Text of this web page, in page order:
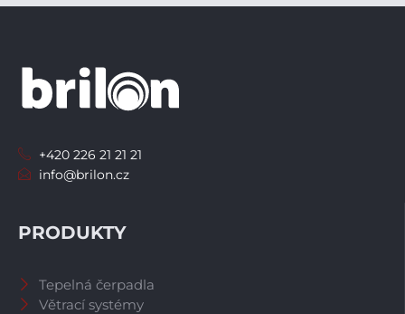
PRODUKTY
Tepelná čerpadla
Větrací systémy
+420 226 21 21 21
info@brilon.cz